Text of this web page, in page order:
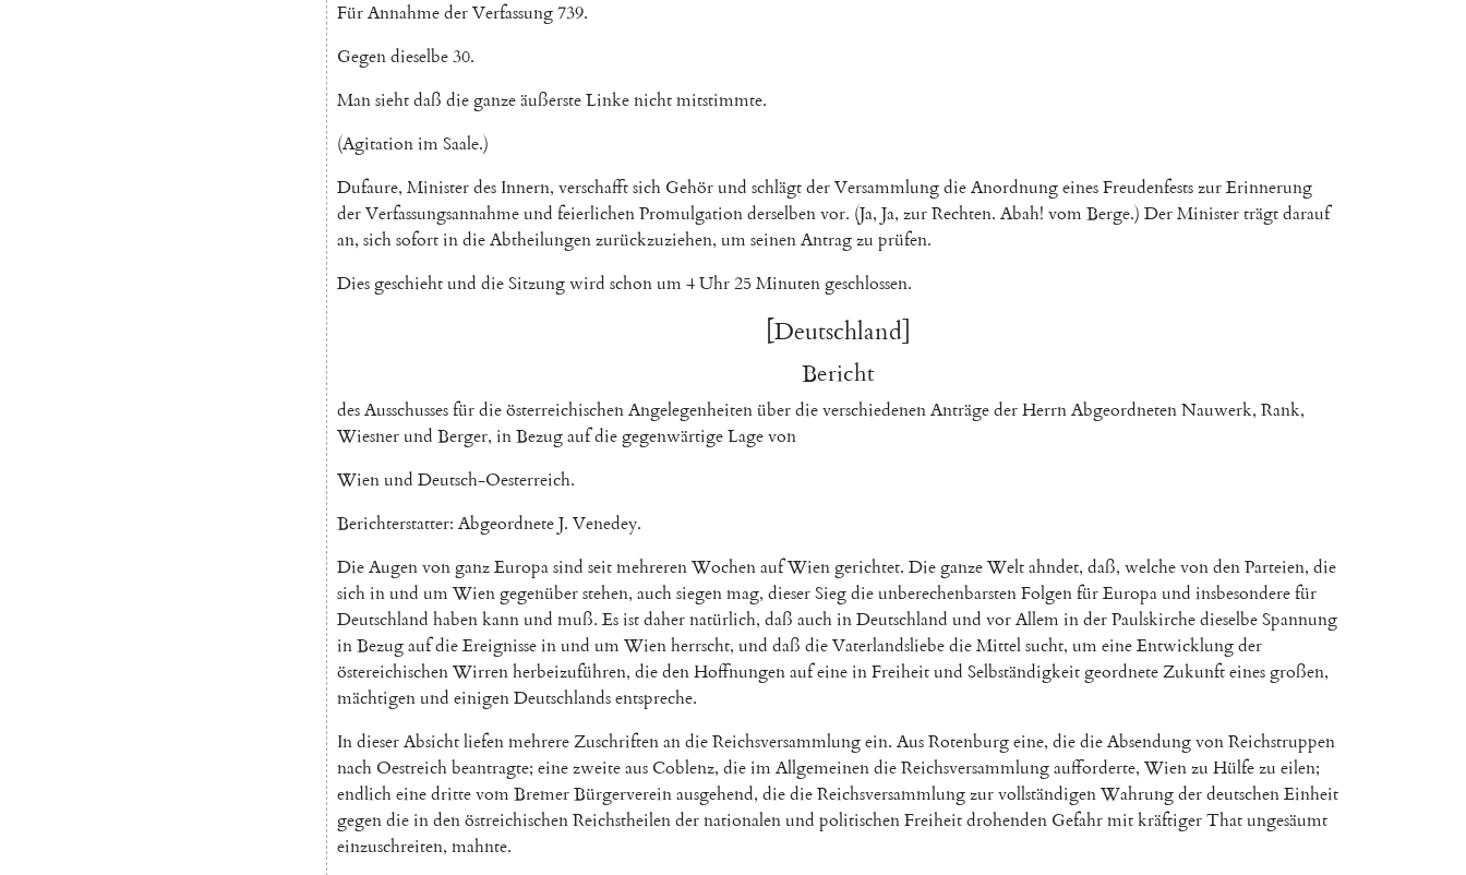
FürAnnahmederVerfassung739.
Gegendieselbe30.
Mansiehtdaß dieganzeäußersteLinkenichtmitstimmte.
(AgitationimSaale.)
Dufaure, Ministerdes Innern, verschafftsich Gehörund schlägtderVersammlungdieAnordnungeinesFreudenfestszurErinnerung
derVerfassungsannahmeund feierlichenPromulgationderselbenvor. (Ja, Ja, zurRechten. Abah! vomBerge.) DerMinisterträgtdarauf
an, sichsofortindieAbtheilungenzurückzuziehen, umseinenAntragzu prüfen.
Diesgeschiehtund dieSitzungwird schonum4Uhr25Minutengeschlossen.
Deutschland]
Bericht
desAusschussesfürdieösterreichischenAngelegenheitenüberdieverschiedenenAnträgederHerrnAbgeordnetenNauwerk, Rank,
Wiesnerund Berger, inBezugaufdiegegenwärtigeLagevon
Wienund Deutsch-Oesterreich.
Berichterstatter: AbgeordneteJ. Venedey.
DieAugenvonganzEuropasind seitmehrerenWochenaufWiengerichtet. DieganzeWeltahndet, daß, welchevondenParteien, die
sichinund umWiengegenüberstehen, auchsiegenmag, dieserSiegdieunberechenbarstenFolgenfürEuropaund insbesonderefür
Deutschland habenkannund muß. Esistdahernatürlich, daß auchinDeutschland und vorAlleminderPaulskirchedieselbeSpannung
inBezugaufdieEreignisseinund umWienherrscht, und daß dieVaterlandsliebedieMittelsucht, umeineEntwicklungder
östereichischenWirrenherbeizuführen, diedenHoffnungenaufeineinFreiheitund SelbständigkeitgeordneteZukunfteinesgroßen,
mächtigenund einigenDeutschlandsentspreche.
IndieserAbsichtliefenmehrereZuschriftenandieReichsversammlungein. AusRotenburgeine, diedieAbsendungvonReichstruppen
nachOestreichbeantragte; einezweiteausCoblenz, dieimAllgemeinendieReichsversammlungaufforderte, Wienzu Hülfezu eilen;
endlicheinedrittevomBremerBürgervereinausgehend, diedieReichsversammlungzurvollständigenWahrungderdeutschenEinheit
gegendieindenöstreichischenReichstheilendernationalenund politischenFreiheitdrohenden GefahrmitkräftigerThatungesäumt
einzuschreiten, mahnte.